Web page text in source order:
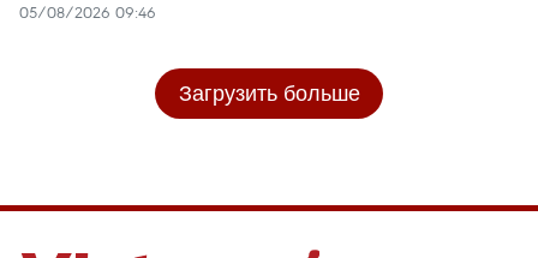
05/08/2026 09:46
Загрузить больше